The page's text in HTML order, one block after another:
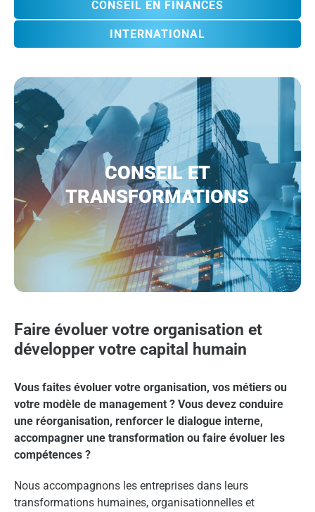
CONSEIL EN FINANCES
INTERNATIONAL
CONSEIL ET
TRANSFORMATIONS
Faire évoluer votre organisation et
développer votre capital humain
Vous faites évoluer votre organisation, vos métiers ou
votre modèle de management ? Vous devez conduire
une réorganisation, renforcer le dialogue interne,
accompagner une transformation ou faire évoluer les
compétences ?
Nous accompagnons les entreprises dans leurs
transformations humaines, organisationnelles et